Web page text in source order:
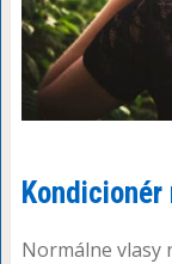
Kondicionér
Normálne vlasy